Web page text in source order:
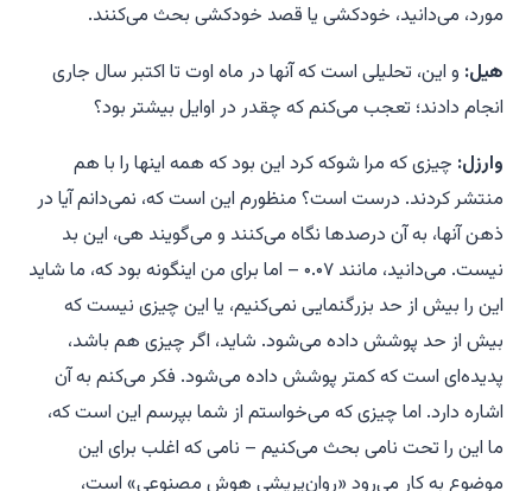
مورد، می‌دانید، خودکشی یا قصد خودکشی بحث می‌کنند.
هیل: و این، تحلیلی است که آنها در ماه اوت تا اکتبر سال جاری
انجام دادند؛ تعجب می‌کنم که چقدر در اوایل بیشتر بود؟
وارزل: چیزی که مرا شوکه کرد این بود که همه اینها را با هم
منتشر کردند. درست است؟ منظورم این است که، نمی‌دانم آیا در
ذهن آنها، به آن درصدها نگاه می‌کنند و می‌گویند هی، این بد
نیست
. می‌دانید، مانند ۰.۰۷ – اما برای من اینگونه بود که، ما شاید
این را بیش از حد بزرگنمایی نمی‌کنیم، یا این چیزی نیست که
بیش از حد پوشش داده می‌شود. شاید، اگر چیزی هم باشد،
پدیده‌ای است که کمتر پوشش داده می‌شود. فکر می‌کنم به آن
اشاره دارد. اما چیزی که می‌خواستم از شما بپرسم این است که،
ما این را تحت نامی بحث می‌کنیم – نامی که اغلب برای این
موضوع به کار می‌رود «روان‌پریشی هوش مصنوعی» است،